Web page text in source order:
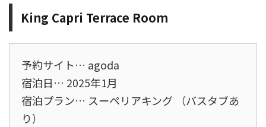
King Capri Terrace Room
予約サイト… agoda
宿泊日… 2025年1月
宿泊プラン… スーペリアキング （バスタブあ
り）